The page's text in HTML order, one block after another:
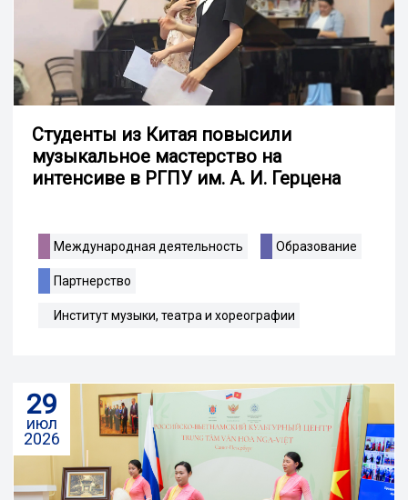
Студенты из Китая повысили
музыкальное мастерство на
интенсиве в РГПУ им. А. И. Герцена
Международная деятельность Образование
Партнерство
Институт музыки, театра и хореографии
29
июл
2026